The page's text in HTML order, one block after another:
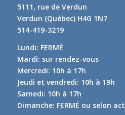
5111, rue de Verdun
Verdun (Québec) H4G 1N7
514-419-3219
Lundi: FERMÉ
Mardi: sur rendez-vous
Mercredi: 10h à 17h
Jeudi et vendredi: 10h à 19h
Samedi: 10h à 17h
Dimanche: FERMÉ ou selon